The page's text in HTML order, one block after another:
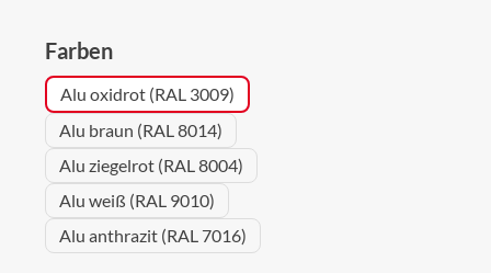
Farbenauswählen
Alu oxidrot (RAL 3009)
Alu braun (RAL 8014)
Alu ziegelrot (RAL 8004)
Alu weiß (RAL 9010)
Alu anthrazit (RAL 7016)